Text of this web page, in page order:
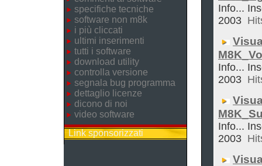
specifiche tecniche
software non m8k
i più cliccati
ultimi inserimenti
tutti i software
download utility
controlla versione
segnala bug programma
dettaglio licenze
dicono di noi
video software
Link sponsorizzati
Info...
2003
Info...
2003
Info...
2003